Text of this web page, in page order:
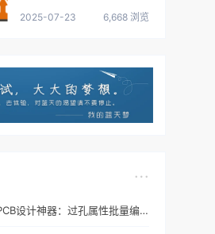
2025-07-23 6,668 浏览
PCB设计神器：过孔属性批量编辑实战指南